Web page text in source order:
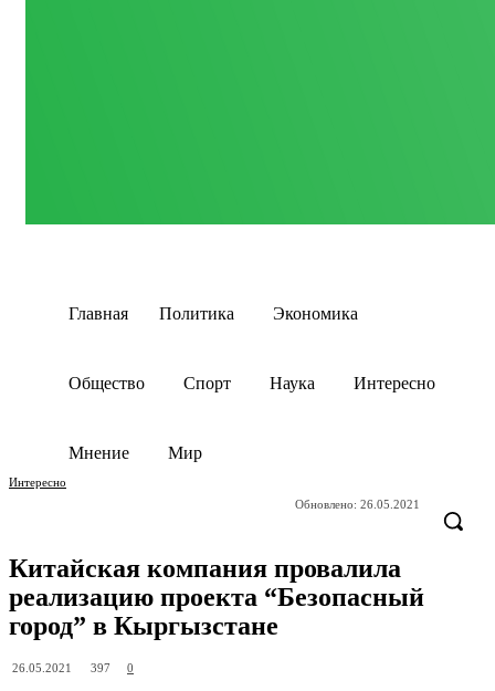
Главная Политика Экономика
Общество Спорт Наука Интересно
Мнение Мир
Интересно
Обновлено: 26.05.2021
Китайская компания провалила
реализацию проекта “Безопасный
город” в Кыргызстане
26.05.2021 397 0